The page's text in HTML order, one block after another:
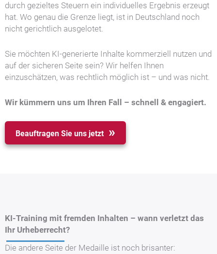
durch gezieltes Steuern ein individuelles Ergebnis erzeugt
hat. Wo genau die Grenze liegt, ist in Deutschland noch
nicht gerichtlich ausgelotet.
Sie möchten KI-generierte Inhalte kommerziell nutzen und
auf der sicheren Seite sein? Wir helfen Ihnen
einzuschätzen, was rechtlich möglich ist – und was nicht.
Wir kümmern uns um Ihren Fall – schnell & engagiert.
Beauftragen Sie uns jetzt
KI-Training mit fremden Inhalten – wann verletzt das
Ihr Urheberrecht?
Die andere Seite der Medaille ist noch brisanter: